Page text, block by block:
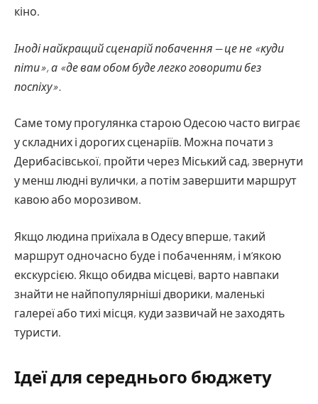
кіно.
Іноді найкращий сценарій побачення — це не «куди
піти», а «де вам обом буде легко говорити без
поспіху».
Саме тому прогулянка старою Одесою часто виграє
у складних і дорогих сценаріїв. Можна почати з
Дерибасівської, пройти через Міський сад, звернути
у менш людні вулички, а потім завершити маршрут
кавою або морозивом.
Якщо людина приїхала в Одесу вперше, такий
маршрут одночасно буде і побаченням, і м’якою
екскурсією. Якщо обидва місцеві, варто навпаки
знайти не найпопулярніші дворики, маленькі
галереї або тихі місця, куди зазвичай не заходять
туристи.
Ідеї для середнього бюджету